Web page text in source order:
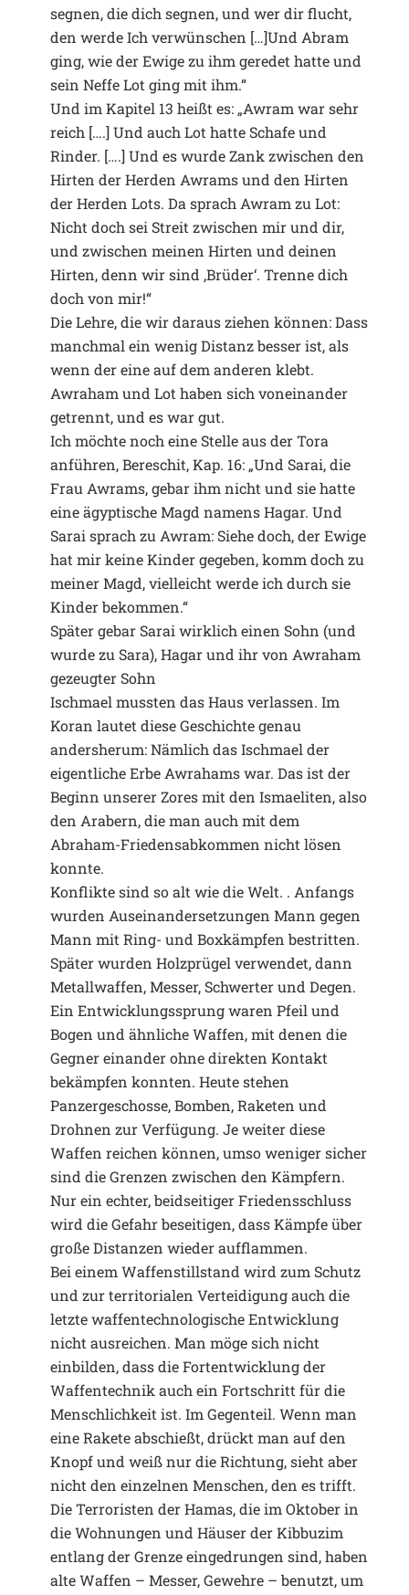
segnen, die dich segnen, und wer dir flucht,
den werde Ich verwünschen […]Und Abram
ging, wie der Ewige zu ihm geredet hatte und
sein Neffe Lot ging mit ihm.“
Und im Kapitel 13 heißt es: „Awram war sehr
reich [….] Und auch Lot hatte Schafe und
Rinder. [….] Und es wurde Zank zwischen den
Hirten der Herden Awrams und den Hirten
der Herden Lots. Da sprach Awram zu Lot:
Nicht doch sei Streit zwischen mir und dir,
und zwischen meinen Hirten und deinen
Hirten, denn wir sind ‚Brüder‘. Trenne dich
doch von mir!“
Die Lehre, die wir daraus ziehen können: Dass
manchmal ein wenig Distanz besser ist, als
wenn der eine auf dem anderen klebt.
Awraham und Lot haben sich voneinander
getrennt, und es war gut.
Ich möchte noch eine Stelle aus der Tora
anführen, Bereschit, Kap. 16: „Und Sarai, die
Frau Awrams, gebar ihm nicht und sie hatte
eine ägyptische Magd namens Hagar. Und
Sarai sprach zu Awram: Siehe doch, der Ewige
hat mir keine Kinder gegeben, komm doch zu
meiner Magd, vielleicht werde ich durch sie
Kinder bekommen.“
Später gebar Sarai wirklich einen Sohn (und
wurde zu Sara), Hagar und ihr von Awraham
gezeugter Sohn
Ischmael mussten das Haus verlassen. Im
Koran lautet diese Geschichte genau
andersherum: Nämlich das Ischmael der
eigentliche Erbe Awrahams war. Das ist der
Beginn unserer Zores mit den Ismaeliten, also
den Arabern, die man auch mit dem
Abraham-Friedensabkommen nicht lösen
konnte.
Konflikte sind so alt wie die Welt. . Anfangs
wurden Auseinandersetzungen Mann gegen
Mann mit Ring- und Boxkämpfen bestritten.
Später wurden Holzprügel verwendet, dann
Metallwaffen, Messer, Schwerter und Degen.
Ein Entwicklungssprung waren Pfeil und
Bogen und ähnliche Waffen, mit denen die
Gegner einander ohne direkten Kontakt
bekämpfen konnten. Heute stehen
Panzergeschosse, Bomben, Raketen und
Drohnen zur Verfügung. Je weiter diese
Waffen reichen können, umso weniger sicher
sind die Grenzen zwischen den Kämpfern.
Nur ein echter, beidseitiger Friedensschluss
wird die Gefahr beseitigen, dass Kämpfe über
große Distanzen wieder aufflammen.
Bei einem Waffenstillstand wird zum Schutz
und zur territorialen Verteidigung auch die
letzte waffentechnologische Entwicklung
nicht ausreichen. Man möge sich nicht
einbilden, dass die Fortentwicklung der
Waffentechnik auch ein Fortschritt für die
Menschlichkeit ist. Im Gegenteil. Wenn man
eine Rakete abschießt, drückt man auf den
Knopf und weiß nur die Richtung, sieht aber
nicht den einzelnen Menschen, den es trifft.
Die Terroristen der Hamas, die im Oktober in
die Wohnungen und Häuser der Kibbuzim
entlang der Grenze eingedrungen sind, haben
alte Waffen – Messer, Gewehre – benutzt, um